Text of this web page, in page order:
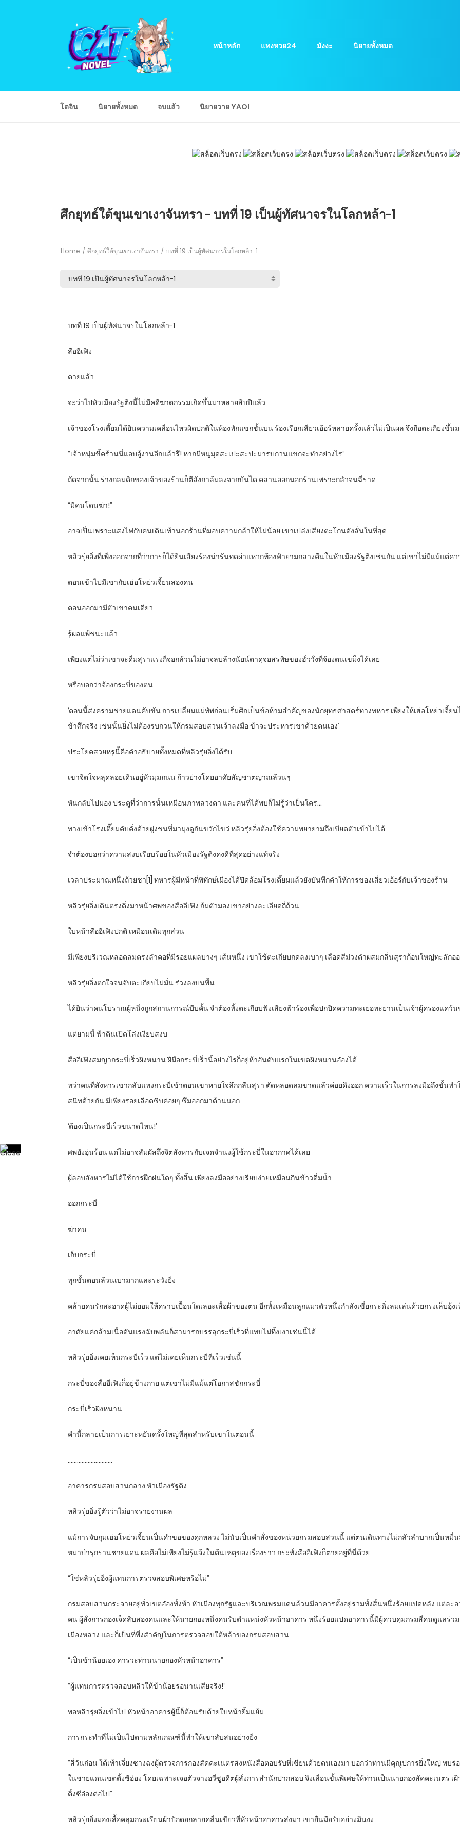
หน้าหลัก แทงหวย24 มังงะ นิยายทั้งหมด
โดจิน นิยายทั้งหมด จบแล้ว นิยายวาย YAOI
ศึกยุทธ์ใต้ขุนเขาเงาจันทรา - บทที่ 19 เป็นผู้ทัศนาจรในโลกหล้า-1
Home ศึกยุทธ์ใต้ขุนเขาเงาจันทรา บทที่ 19 เป็นผู้ทัศนาจรในโลกหล้า-1
บทที่ 19 เป็นผู้ทัศนาจรในโลกหล้า-1
สืออีเฟิง
ตายแล้ว
จะว่าไปหัวเมืองรัฐติงนี้ไม่มีคดีฆาตกรรมเกิดขึ้นมาหลายสิบปีแล้ว
เจ้าของโรงเตี๊ยมได้ยินความเคลื่อนไหวผิดปกติในห้องพักแขกชั้นบน ร้องเรียกเสี่ยวเอ้อร์หลายครั้งแล้วไม่เป็นผล จึงถือตะเกียงขึ้น
“เจ้าหนุ่มขี้คร้านนี่แอบอู้งานอีกแล้วรึ! หากมีหนูมุดสะเปะสะปะมารบกวนแขกจะทำอย่างไร”
ถัดจากนั้น ร่างกลมดิกของเจ้าของร้านก็ตีลังกาล้มลงจากบันได คลานออกนอกร้านเพราะกลัวจนฉี่ราด
“มีคนโดนฆ่า!”
อาจเป็นเพราะแสงไฟกับคนเดินเท้านอกร้านที่มอบความกล้าให้ไม่น้อย เขาเปล่งเสียงตะโกนดังลั่นในที่สุด
หลิวรุ่ยอิ่งที่เพิ่งออกจากที่ว่าการก็ได้ยินเสียงร้องน่ารันทดผ่าแหวกท้องฟ้ายามกลางคืนในหัวเมืองรัฐติงเช่นกัน แต่เขาไม่มีแม้แต่คว
ตอนเข้าไปมีเขากับเฮ่อโหย่วเจี้ยนสองคน
ตอนออกมามีตัวเขาคนเดียว
รู้ผลแพ้ชนะแล้ว
เพียงแต่ไม่ว่าเขาจะดื่มสุราแรงกี่จอกล้วนไม่อาจลบล้างนัยน์ตาดุจอสรพิษของฮั่ววั่งที่จ้องตนเขม็งได้เลย
หรือบอกว่าจ้องกระบี่ของตน
‘ตอนนี้สงครามชายแดนคับขัน การเปลี่ยนแม่ทัพก่อนเริ่มศึกเป็นข้อห้ามสำคัญของนักยุทธศาสตร์ทางทหาร เพียงให้เฮ่อโหย่วเจี้ย
ข้าศึกจริง เช่นนั้นยิ่งไม่ต้องรบกวนให้กรมสอบสวนเจ้าลงมือ ข้าจะประหารเขาด้วยตนเอง’
ประโยคสวยหรูนี้คือคำอธิบายทั้งหมดที่หลิวรุ่ยอิ่งได้รับ
เขาจิตใจหลุดลอยเดินอยู่หัวมุมถนน ก้าวย่างโดยอาศัยสัญชาตญาณล้วนๆ
หันกลับไปมอง ประตูที่ว่าการนั้นเหมือนภาพลวงตา และคนที่ได้พบก็ไม่รู้ว่าเป็นใคร…
ทางเข้าโรงเตี๊ยมคับคั่งด้วยฝูงชนที่มามุงดูกันขวักไขว่ หลิวรุ่ยอิ่งต้องใช้ความพยายามถึงเบียดตัวเข้าไปได้
จำต้องบอกว่าความสงบเรียบร้อยในหัวเมืองรัฐติงคงดีที่สุดอย่างแท้จริง
เวลาประมาณหนึ่งถ้วยชา[1] ทหารผู้มีหน้าที่พิทักษ์เมืองได้ปิดล้อมโรงเตี๊ยมแล้วยังบันทึกคำให้การของเสี่ยวเอ้อร์กับเจ้าของร้าน
หลิวรุ่ยอิ่งเดินตรงดิ่งมาหน้าศพของสืออีเฟิง ก้มตัวมองเขาอย่างละเอียดถี่ถ้วน
ใบหน้าสืออีเฟิงปกติ เหมือนเดิมทุกส่วน
มีเพียงบริเวณหลอดลมตรงลำคอที่มีรอยแผลบางๆ เส้นหนึ่ง เขาใช้ตะเกียบกดลงเบาๆ เลือดสีม่วงดำผสมกลิ่นสุราก้อนใหญ่ทะลักอ
หลิวรุ่ยอิ่งตกใจจนจับตะเกียบไม่มั่น ร่วงลงบนพื้น
ได้ยินว่าคนโบราณผู้หนึ่งถูกสถานการณ์บีบคั้น จำต้องทิ้งตะเกียบฟังเสียงฟ้าร้องเพื่อปกปิดความทะเยอทะยานเป็นเจ้าผู้ครองแคว้
แต่ยามนี้ ฟ้าดินเปิดโล่งเงียบสงบ
สืออีเฟิงสมญากระบี่เร็วผิงหนาน ฝีมือกระบี่เร็วนี้อย่างไรก็อยู่ห้าอันดับแรกในเขตผิงหนานอ๋องได้
ทว่าคนที่สังหารเขากลับแทงกระบี่เข้าตอนเขาหายใจลึกกลืนสุรา ตัดหลอดลมขาดแล้วค่อยดึงออก ความเร็วในการลงมือถึงขั้นท
สนิทด้วยกัน มีเพียงรอยเลือดซิบค่อยๆ ซึมออกมาด้านนอก
‘ต้องเป็นกระบี่เร็วขนาดไหน!’
ศพยังอุ่นร้อน แต่ไม่อาจสัมผัสถึงจิตสังหารกับเจตจำนงผู้ใช้กระบี่ในอากาศได้เลย
ผู้ลอบสังหารไม่ได้ใช้การฝึกฝนใดๆ ทั้งสิ้น เพียงลงมืออย่างเรียบง่ายเหมือนกินข้าวดื่มน้ำ
ออกกระบี่
ฆ่าคน
เก็บกระบี่
ทุกขั้นตอนล้วนเบามากและระวังยิ่ง
คล้ายคนรักสะอาดผู้ไม่ยอมให้คราบเปื้อนใดเลอะเสื้อผ้าของตน อีกทั้งเหมือนลูกแมวตัวหนึ่งกำลังเขี่ยกระดิ่งลมเล่นด้วยกรงเล็บอุ้
อาศัยแค่กล้ามเนื้อดันแรงฉับพลันก็สามารถบรรลุกระบี่เร็วที่แทบไม่ทิ้งเงาเช่นนี้ได้
หลิวรุ่ยอิ่งเคยเห็นกระบี่เร็ว แต่ไม่เคยเห็นกระบี่ที่เร็วเช่นนี้
กระบี่ของสืออีเฟิงก็อยู่ข้างกาย แต่เขาไม่มีแม้แต่โอกาสชักกระบี่
กระบี่เร็วผิงหนาน
คำนี้กลายเป็นการเยาะหยันครั้งใหญ่ที่สุดสำหรับเขาในตอนนี้
………………………..
อาคารกรมสอบสวนกลาง หัวเมืองรัฐติง
หลิวรุ่ยอิ่งรู้ตัวว่าไม่อาจรายงานผล
แม้การจับกุมเฮ่อโหย่วเจี้ยนเป็นคำขอของคุกหลวง ไม่นับเป็นคำสั่งของหน่วยกรมสอบสวนนี้ แต่ตนเดินทางไม่กลัวลำบากเป็นหมื่
หมาป่ารุกรานชายแดน ผลคือไม่เพียงไม่รู้แจ้งในต้นเหตุของเรื่องราว กระทั่งสืออีเฟิงก็ตายอยู่ที่นี่ด้วย
“ใช่หลิวรุ่ยอิ่งผู้แทนการตรวจสอบพิเศษหรือไม่”
กรมสอบสวนกระจายอยู่ทั่วเขตอ๋องทั้งห้า หัวเมืองทุกรัฐและบริเวณพรมแดนล้วนมีอาคารตั้งอยู่รวมทั้งสิ้นหนึ่งร้อยแปดหลัง แต่ล
คน ผู้สั่งการกองเจ็ดสิบสองคนและให้นายกองหนึ่งคนรับตำแหน่งหัวหน้าอาคาร หนึ่งร้อยแปดอาคารนี้มีผู้ควบคุมกรมสี่คนดูแลร่
เมืองหลวง และก็เป็นที่พึ่งสำคัญในการตรวจสอบใต้หล้าของกรมสอบสวน
“เป็นข้าน้อยเอง คารวะท่านนายกองหัวหน้าอาคาร”
“ผู้แทนการตรวจสอบหลิวให้ข้าน้อยรอนานเสียจริง!”
พอหลิวรุ่ยอิ่งเข้าไป หัวหน้าอาคารผู้นี้ก็ต้อนรับด้วยใบหน้ายิ้มแย้ม
การกระทำที่ไม่เป็นไปตามหลักเกณฑ์นี้ทำให้เขาสับสนอย่างยิ่ง
“สี่วันก่อน ใต้เท้าเจี่ยงชางฉงผู้ตรวจการกองสัคคะเนตรส่งหนังสือตอบรับที่เขียนด้วยตนเองมา บอกว่าท่านมีคุณูปการยิ่งใหญ่ พบ
ในชายแดนเขตติ้งซีอ๋อง โดยเฉพาะเจอตัวจางอวี่ซูอดีตผู้สั่งการสำนักปากสอบ จึงเลื่อนขั้นพิเศษให้ท่านเป็นนายกองสัคคะเนตร
ติ้งซีอ๋องต่อไป”
หลิวรุ่ยอิ่งมองเสื้อคลุมกระเรียนผ้าปักดอกลายคลื่นเขียวที่หัวหน้าอาคารส่งมา เขายื่นมือรับอย่างมึนงง